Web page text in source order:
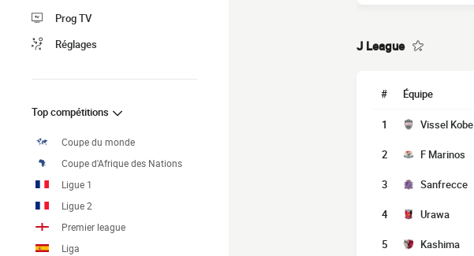
Prog TV
Réglages
Top compétitions
Coupe du monde
Coupe d'Afrique des Nations
Ligue 1
Ligue 2
Premier league
Liga
J League
# Équipe
1 Vissel Kobe
2 F Marinos
3 Sanfrecce
4 Urawa
5 Kashima